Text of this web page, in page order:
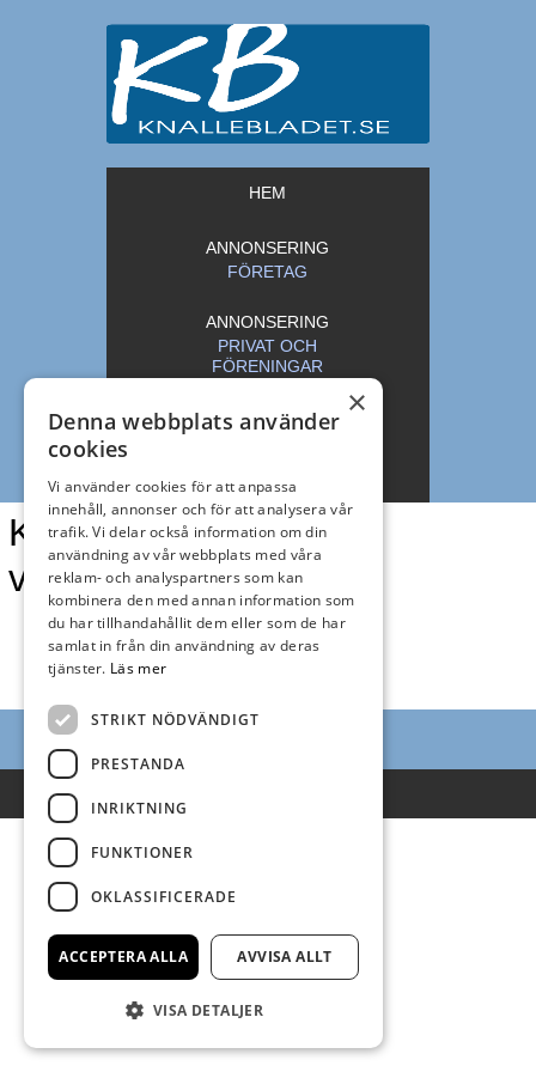
HEM
ANNONSERING
FÖRETAG
ANNONSERING
PRIVAT OCH
FÖRENINGAR
ARKIV
Knallebladet
vecka 14
×
Denna webbplats använder
cookies
Vi använder cookies för att anpassa
innehåll, annonser och för att analysera vår
trafik. Vi delar också information om din
användning av vår webbplats med våra
reklam- och analyspartners som kan
kombinera den med annan information som
du har tillhandahållit dem eller som de har
samlat in från din användning av deras
tjänster. Läs mer
STRIKT NÖDVÄNDIGT
PRESTANDA
INRIKTNING
FUNKTIONER
OKLASSIFICERADE
ACCEPTERA ALLA AVVISA ALLT
VISA DETALJER